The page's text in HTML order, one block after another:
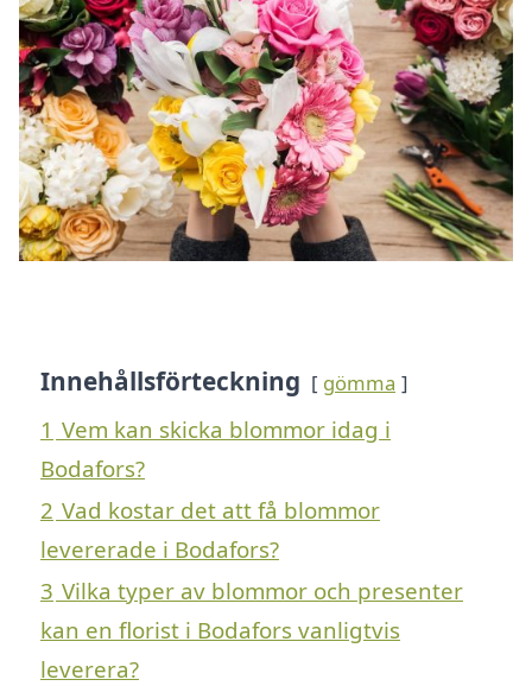
Innehållsförteckning gömma
1 Vem kan skicka blommor idag i
Bodafors?
2 Vad kostar det att få blommor
levererade i Bodafors?
3 Vilka typer av blommor och presenter
kan en florist i Bodafors vanligtvis
leverera?